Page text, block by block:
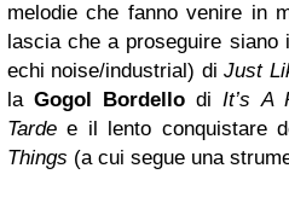
melodie che fanno venire in
lascia che a proseguire
echi noise/industrial) diJust
laGogol Bordello diIt’s A
Tarde e il lento conquistare
Things (a cui segue una